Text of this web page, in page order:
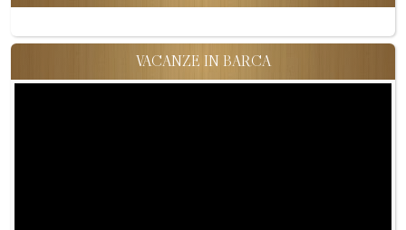
VACANZE IN BARCA